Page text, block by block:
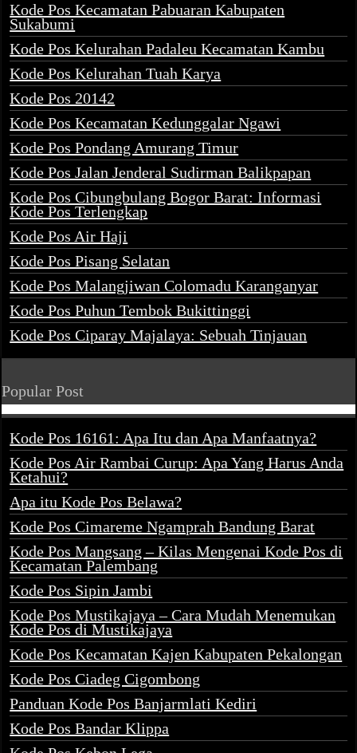
Kode Pos Kecamatan Pabuaran Kabupaten
Sukabumi
Kode Pos Kelurahan Padaleu Kecamatan Kambu
Kode Pos Kelurahan Tuah Karya
Kode Pos 20142
Kode Pos Kecamatan Kedunggalar Ngawi
Kode Pos Pondang Amurang Timur
Kode Pos Jalan Jenderal Sudirman Balikpapan
Kode Pos Cibungbulang Bogor Barat: Informasi
Kode Pos Terlengkap
Kode Pos Air Haji
Kode Pos Pisang Selatan
Kode Pos Malangjiwan Colomadu Karanganyar
Kode Pos Puhun Tembok Bukittinggi
Kode Pos Ciparay Majalaya: Sebuah Tinjauan
Popular Post
Kode Pos 16161: Apa Itu dan Apa Manfaatnya?
Kode Pos Air Rambai Curup: Apa Yang Harus Anda
Ketahui?
Apa itu Kode Pos Belawa?
Kode Pos Cimareme Ngamprah Bandung Barat
Kode Pos Mangsang – Kilas Mengenai Kode Pos di
Kecamatan Palembang
Kode Pos Sipin Jambi
Kode Pos Mustikajaya – Cara Mudah Menemukan
Kode Pos di Mustikajaya
Kode Pos Kecamatan Kajen Kabupaten Pekalongan
Kode Pos Ciadeg Cigombong
Panduan Kode Pos Banjarmlati Kediri
Kode Pos Bandar Klippa